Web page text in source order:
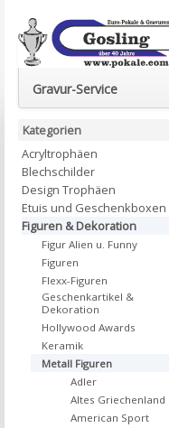
Euro-Pokale & Gravur-
Gravur-Service
Kategorien
Acryltrophäen
Blechschilder
Design Trophäen
Etuis und Geschenkboxen
Figuren & Dekoration
Figur Alien u. Funny
Figuren
Flexx-Figuren
Geschenkartikel &
Dekoration
Hollywood Awards
Keramik
Metall Figuren
Adler
Altes Griechenland
American Sport